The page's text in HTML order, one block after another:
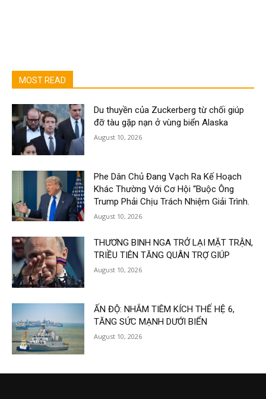
MOST READ
Du thuyền của Zuckerberg từ chối giúp
đỡ tàu gặp nạn ở vùng biển Alaska
August 10, 2026
Phe Dân Chủ Đang Vạch Ra Kế Hoạch
Khác Thường Với Cơ Hội “Buộc Ông
Trump Phải Chịu Trách Nhiệm Giải Trình.
August 10, 2026
THƯƠNG BINH NGA TRỞ LẠI MẶT TRẬN,
TRIỀU TIÊN TĂNG QUÂN TRỢ GIÚP
August 10, 2026
ẤN ĐỘ: NHẮM TIÊM KÍCH THẾ HỆ 6,
TĂNG SỨC MẠNH DƯỚI BIỂN
August 10, 2026